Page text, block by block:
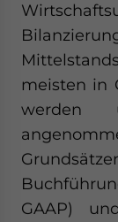
meisten in
werden
GAAP)